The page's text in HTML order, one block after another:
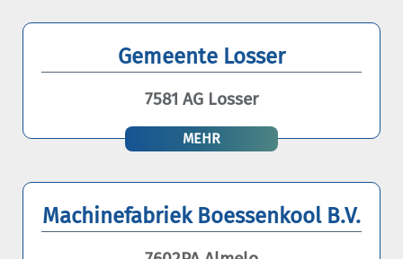
Gemeente Losser
7581 AG Losser
MEHR
Machinefabriek Boessenkool B.V.